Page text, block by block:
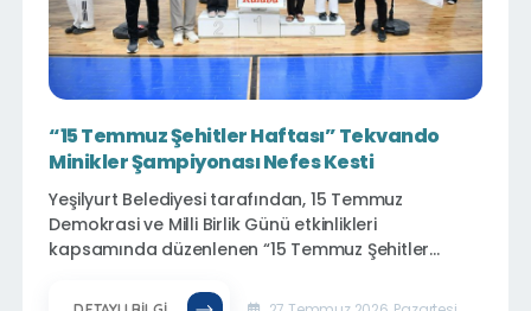
“15 Temmuz Şehitler Haftası” Tekvando
Minikler Şampiyonası Nefes Kesti
Yeşilyurt Belediyesi tarafından, 15 Temmuz
Demokrasi ve Milli Birlik Günü etkinlikleri
kapsamında düzenlenen “15 Temmuz Şehitler
sporcularını aynı çatı altında buluşturdu. Minik